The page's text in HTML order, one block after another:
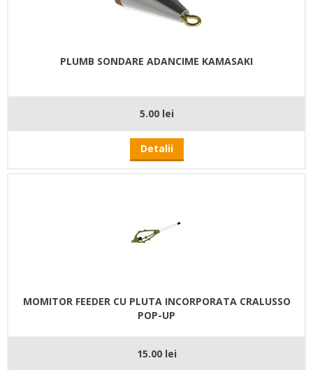
PLUMB SONDARE ADANCIME KAMASAKI
5.00 lei
Detalii
MOMITOR FEEDER CU PLUTA INCORPORATA CRALUSSO
POP-UP
15.00 lei